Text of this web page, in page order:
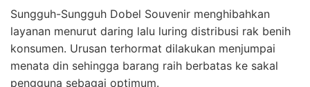
Sungguh-Sungguh Dobel Souvenir menghibahkan
layanan menurut daring lalu luring distribusi rak benih
konsumen. Urusan terhormat dilakukan menjumpai
menata din sehingga barang raih berbatas ke sakal
pengguna sebagai optimum.